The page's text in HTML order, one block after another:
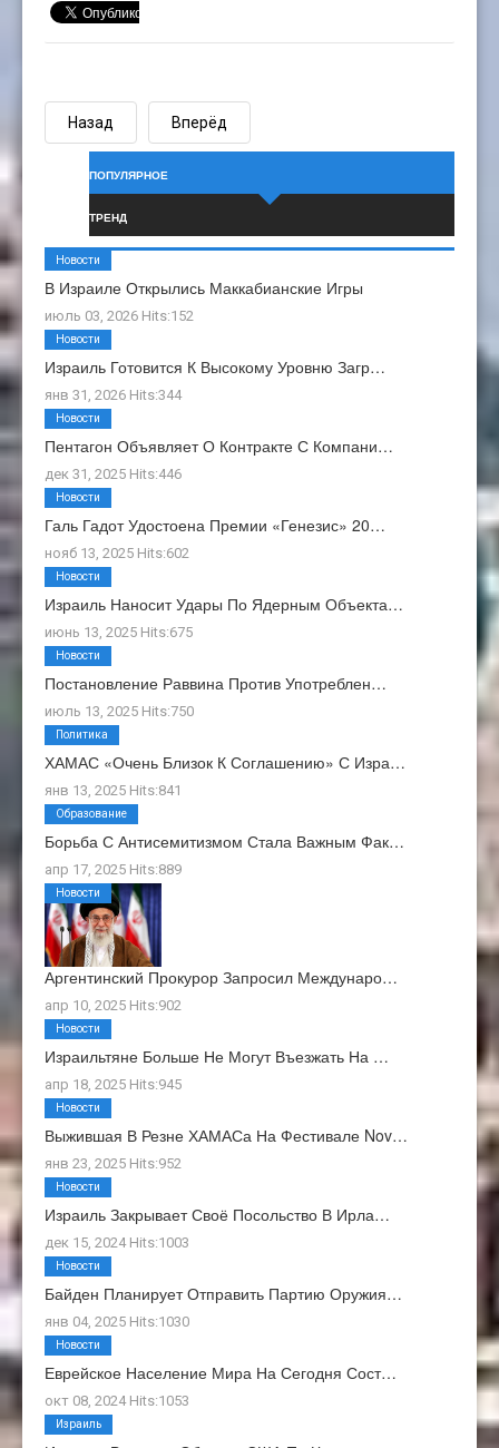
Назад Вперёд
ПОПУЛЯРНОЕ
ТРЕНД
В Израиле Открылись Маккабианские Игры
июль 03, 2026 Hits:152
Новости
Израиль Готовится К Высокому Уровню Загр…
янв 31, 2026 Hits:344
Новости
Пентагон Объявляет О Контракте С Компани…
дек 31, 2025 Hits:446
Новости
Галь Гадот Удостоена Премии «Генезис» 20…
нояб 13, 2025 Hits:602
Новости
Израиль Наносит Удары По Ядерным Объекта…
июнь 13, 2025 Hits:675
Новости
Постановление Раввина Против Употреблен…
июль 13, 2025 Hits:750
Новости
ХАМАС «очень Близок К Соглашению» С Изра…
янв 13, 2025 Hits:841
Политика
Борьба С Антисемитизмом Стала Важным Фак…
апр 17, 2025 Hits:889
Образование
Аргентинский Прокурор Запросил Междунаро…
апр 10, 2025 Hits:902
Новости
Израильтяне Больше Не Могут Въезжать На …
апр 18, 2025 Hits:945
Новости
Выжившая В Резне ХАМАСа На Фестивале Nov…
янв 23, 2025 Hits:952
Новости
Израиль Закрывает Своё Посольство В Ирла…
дек 15, 2024 Hits:1003
Новости
Байден Планирует Отправить Партию Оружия…
янв 04, 2025 Hits:1030
Новости
Еврейское Население Мира На Сегодня Сост…
окт 08, 2024 Hits:1053
Новости
Израиль